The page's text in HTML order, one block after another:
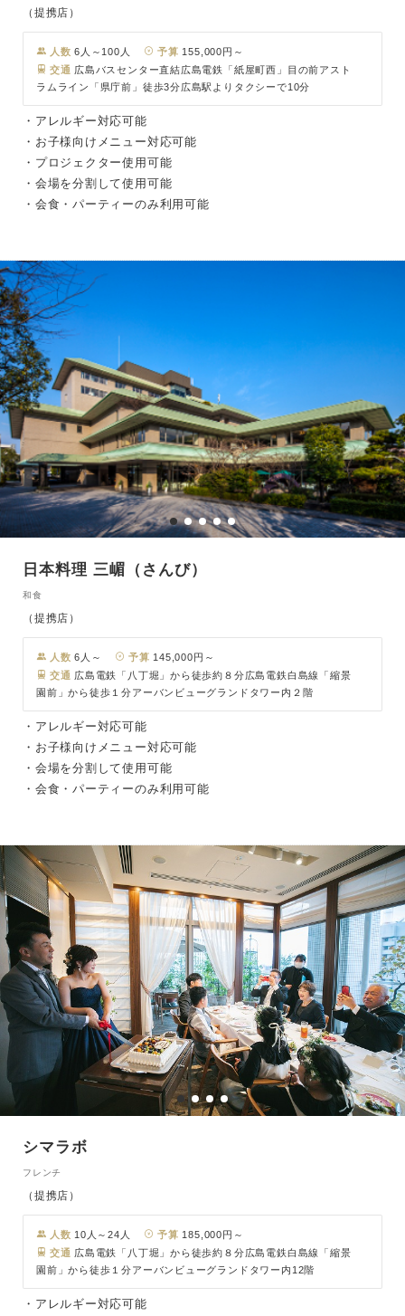
（提携店）
人数 6人～100人 予算 155,000円～
交通 広島バスセンター直結広島電鉄「紙屋町西」目の前アスト
ラムライン「県庁前」徒歩3分広島駅よりタクシーで10分
・アレルギー対応可能
・お子様向けメニュー対応可能
・プロジェクター使用可能
・会場を分割して使用可能
・会食・パーティーのみ利用可能
日本料理 三嵋（さんび）
和食
（提携店）
人数 6人～ 予算 145,000円～
交通 広島電鉄「八丁堀」から徒歩約８分広島電鉄白島線「縮景
園前」から徒歩１分アーバンビューグランドタワー内２階
・アレルギー対応可能
・お子様向けメニュー対応可能
・会場を分割して使用可能
・会食・パーティーのみ利用可能
シマラボ
フレンチ
（提携店）
人数 10人～24人 予算 185,000円～
交通 広島電鉄「八丁堀」から徒歩約８分広島電鉄白島線「縮景
園前」から徒歩１分アーバンビューグランドタワー内12階
・アレルギー対応可能